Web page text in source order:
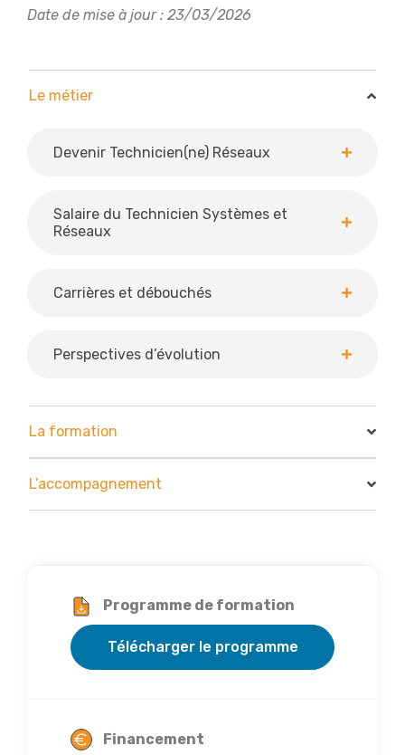
Date de mise à jour : 23/03/2026
Le métier
Le métier
Devenir Technicien(ne) Réseaux
Salaire du Technicien Systèmes et
Réseaux
Carrières et débouchés
Perspectives d’évolution
La formation
L’accompagnement
Programme de formation
Télécharger le programme
Financement